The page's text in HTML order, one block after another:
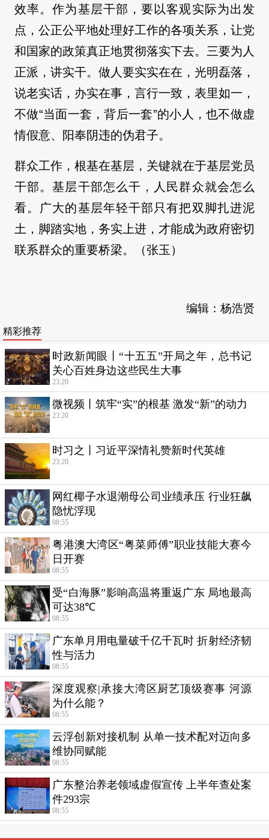
效率。作为基层干部，要以客观实际为出发
点，公正公平地处理好工作的各项关系，让党
和国家的政策真正地贯彻落实下去。三要为人
正派，讲实干。做人要实实在在，光明磊落，
说老实话，办实在事，言行一致，表里如一，
不做“当面一套，背后一套”的小人，也不做虚
情假意、阳奉阴违的伪君子。
群众工作，根基在基层，关键就在于基层党员
干部。基层干部怎么干，人民群众就会怎么
看。广大的基层年轻干部只有把双脚扎进泥
土，脚踏实地，务实上进，才能成为政府密切
联系群众的重要桥梁。（张玉）
编辑：杨浩贤
精彩推荐